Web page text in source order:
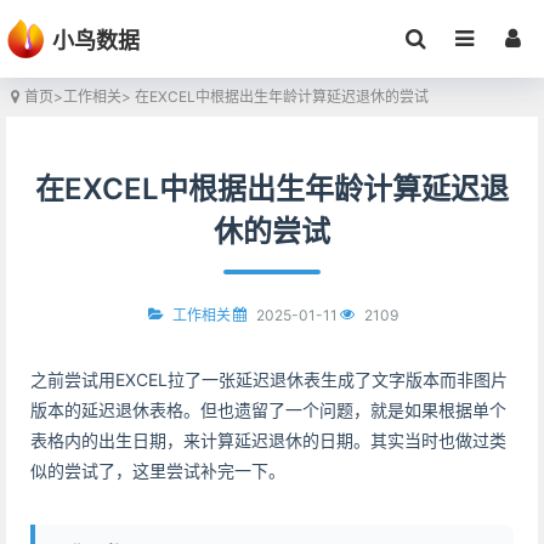
小鸟数据
首页>工作相关> 在EXCEL中根据出生年龄计算延迟退休的尝试
在EXCEL中根据出生年龄计算延迟退
休的尝试
工作相关 2025-01-11 2109
之前尝试用EXCEL拉了一张延迟退休表生成了文字版本而非图片
版本的延迟退休表格。但也遗留了一个问题，就是如果根据单个
表格内的出生日期，来计算延迟退休的日期。其实当时也做过类
似的尝试了，这里尝试补完一下。